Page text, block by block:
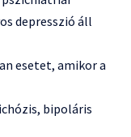
depresszió áll
esetet, amikor a
bipoláris